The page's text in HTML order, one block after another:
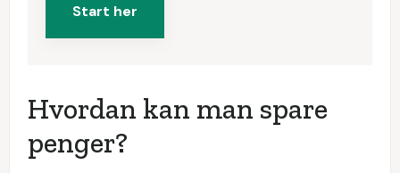
Start her
Hvordan kan man spare
penger?